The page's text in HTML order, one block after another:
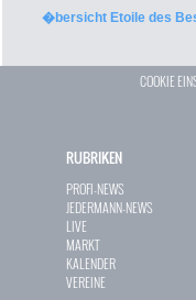
�bersicht Etoile des
COOKIE
RUBRIKEN
PROFI-NEWS
JEDERMANN-NEWS
LIVE
MARKT
KALENDER
VEREINE